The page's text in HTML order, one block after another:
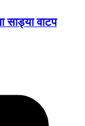
साड्या वाटप